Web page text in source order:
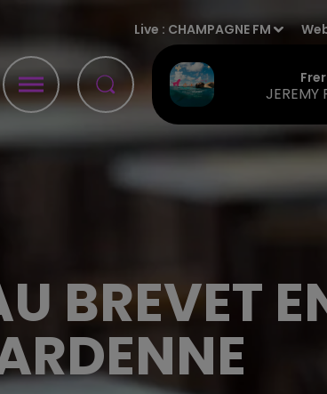
Live : CHAMPAGNE FM
JEREMY
BREVET